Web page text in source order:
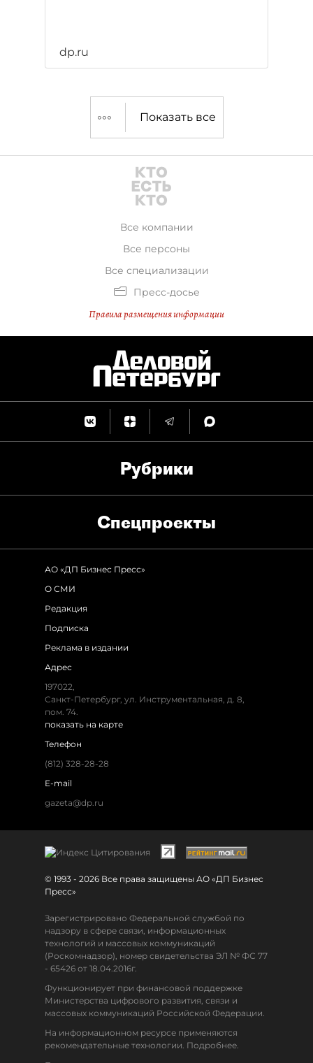
dp.ru
Показать все
Все компании
Все персоны
Все специализации
Пресс-досье
Правила размещения информации
Рубрики
Спец­проекты
АО «ДП Бизнес Пресс»
О СМИ
Редакция
Подписка
Реклама в издании
Адрес
197022,
Санкт-Петербург, ул. Инструментальная, д. 8,
пом. 74.
показать на карте
Телефон
(812) 328-28-28
E-mail
gazeta@dp.ru
© 1993 - 2026 Все права защищены АО «ДП Бизнес
Пресс»
Зарегистрировано Федеральной службой по
надзору в сфере связи, информационных
технологий и массовых коммуникаций
(Роскомнадзор), номер свидетельства ЭЛ № ФС 77
- 65426 от 18.04.2016г.
Функционирует при финансовой поддержке
Министерства цифрового развития, связи и
массовых коммуникаций Российской Федерации.
На информационном ресурсе применяются
рекомендательные технологии. Подробнее.